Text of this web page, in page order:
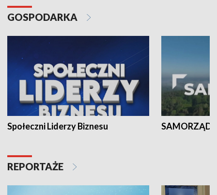
GOSPODARKA
Społeczni Liderzy Biznesu SAMORZĄD
REPORTAŻE